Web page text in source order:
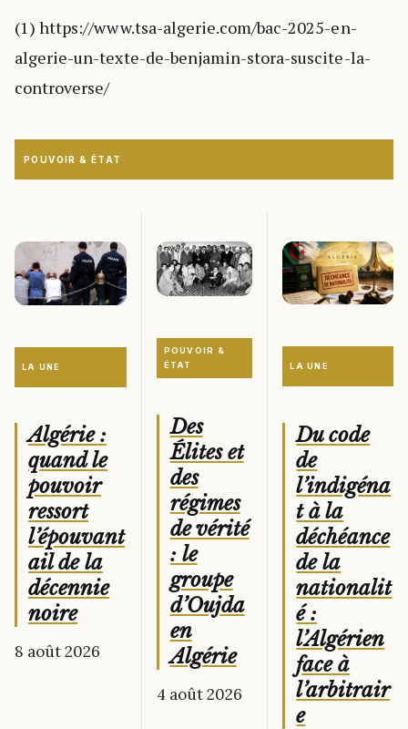
(1) https://www.tsa-algerie.com/bac-2025-en-
algerie-un-texte-de-benjamin-stora-suscite-la-
controverse/
POUVOIR & ÉTAT
LA UNE
Algérie :
quand le
pouvoir
ressort
l’épouvant
ail de la
décennie
noire
8 août 2026
POUVOIR &
ÉTAT
Des
Élites et
des
régimes
de vérité
: le
groupe
d’Oujda
en
Algérie
4 août 2026
LA UNE
Du code
de
l’indigéna
t à la
déchéance
de la
nationalit
é :
l’Algérien
face à
l’arbitrair
e